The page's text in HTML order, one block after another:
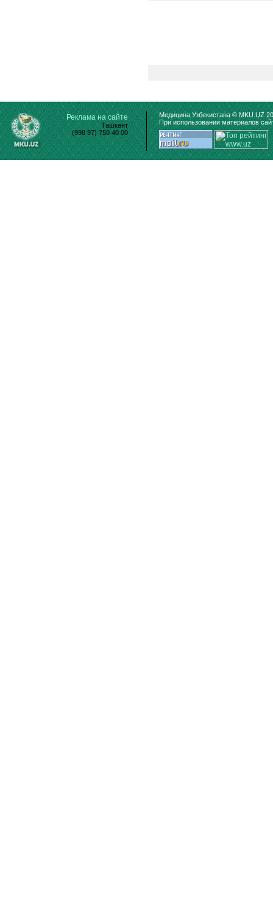
Реклама на сайте
Ташкент
(998 97) 750 40 00
Медицина Узбекистана © MKU.UZ
При использовании материалов